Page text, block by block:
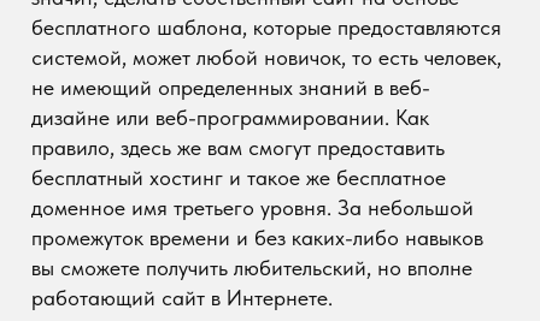
2. Можно воспользоваться специальным
программным обеспечением для создания сайта
с нуля. Есть программы, которые могут работать
как в визуальном режиме, так и режиме кода. В
одной из таких программ вы сможете создать
собственный дизайн сайта с нуля, разработать
меню и все остальные компоненты страницы. Все
это не так сложно, как может показаться на
оригинальное, но не хотите платить
разработчикам, то можете попробовать
самостоятельно сделать сайт посредством
специализированного программного
обеспечения.